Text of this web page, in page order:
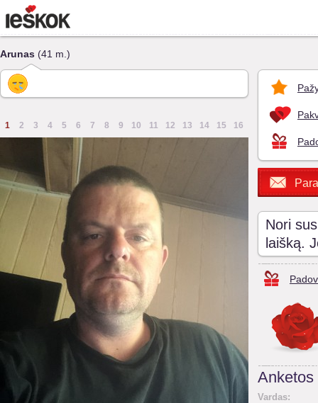
Arunas (41 m.)
1 2 3 4 5 6 7 8 9 10 11 12 13 14 15 16
Nori
laišką.
Anketos
Vardas: